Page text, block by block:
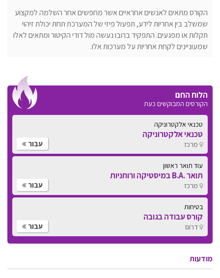
הקורס מתאים לאנשים אחראיים אשר מחפשים אחר השלמה למקצוע
שמשלב בין אחריות לידע, תפעול פיזי של המערכת תחת יכולת זיהוי
תקלות או מפגעים. התפקיד ברובו נעשה מול דודי הקיטור ומתאים לאלו
שמעוניינים לקחת אחריות על מערכות אלו.
הלוח החם
הקורסים המבוקשים כעת
טכנאי אלקטרוניקה
טכנאי אלקטרוניקה
מרכז עבור
עוד תואר ראשון
תואר .B.A במיסטיקה ורוחניות
מרכז עבור
בטיחות
קורס עבודה בגובה
דרום עבור
מודעות